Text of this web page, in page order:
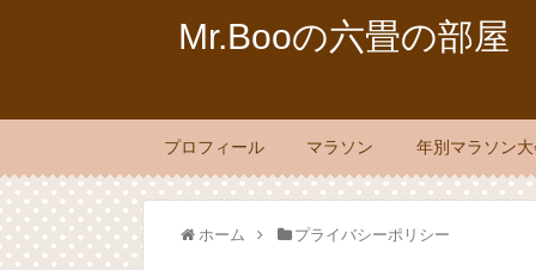
Mr.Booの六畳の部屋
プロフィール マラソン 年別マラソン
ホーム プライバシーポリシー